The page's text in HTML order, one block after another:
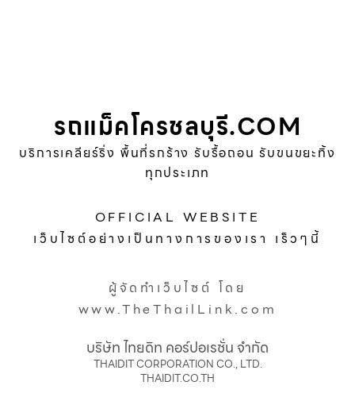
รถแม็คโครชลบุรี.COM
บริการเคลียร์ริ่ง พื้นที่รกร้าง รับรื้อถอน รับขนขยะทิ้ง
ทุกประเภท
OFFICIAL WEBSITE
เว็บไซต์อย่างเป็นทางการของเรา เร็วๆนี้
ผู้จัดทำเว็บไซต์ โดย
www.TheThailLink.com
บริษัท ไทยดิท คอร์ปอเรชั่น จำกัด
THAIDIT CORPORATION CO., LTD.
THAIDIT.CO.TH